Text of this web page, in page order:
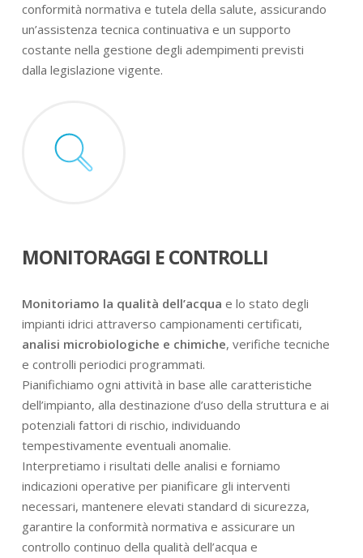
conformità normativa e tutela della salute, assicurando
un’assistenza tecnica continuativa e un supporto
costante nella gestione degli adempimenti previsti
dalla legislazione vigente.
MONITORAGGI E CONTROLLI
Monitoriamo la qualità dell’acqua e lo stato degli
impianti idrici attraverso campionamenti certificati,
analisi microbiologiche e chimiche, verifiche tecniche
e controlli periodici programmati.
Pianifichiamo ogni attività in base alle caratteristiche
dell’impianto, alla destinazione d’uso della struttura e ai
potenziali fattori di rischio, individuando
tempestivamente eventuali anomalie.
Interpretiamo i risultati delle analisi e forniamo
indicazioni operative per pianificare gli interventi
necessari, mantenere elevati standard di sicurezza,
garantire la conformità normativa e assicurare un
controllo continuo della qualità dell’acqua e